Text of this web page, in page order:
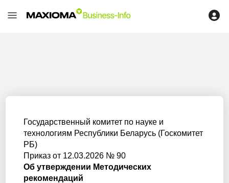
Государственный комитет по науке и
технологиям Республики Беларусь (Госкомитет
РБ)
Приказ от 12.03.2026 № 90
Об утверждении Методических
рекомендаций